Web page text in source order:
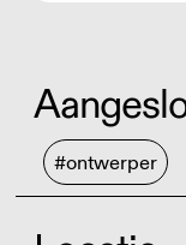
#ontwerper